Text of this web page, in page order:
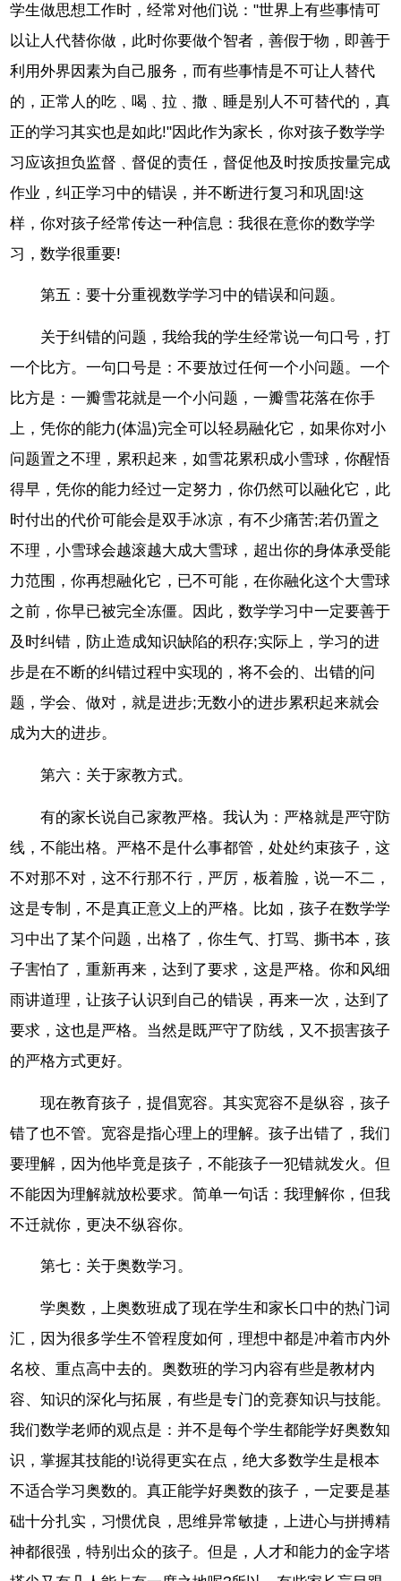
学生做思想工作时，经常对他们说："世界上有些事情可
以让人代替你做，此时你要做个智者，善假于物，即善于
利用外界因素为自己服务，而有些事情是不可让人替代
的，正常人的吃﹑喝﹑拉﹑撒﹑睡是别人不可替代的，真
正的学习其实也是如此!"因此作为家长，你对孩子数学学
习应该担负监督﹑督促的责任，督促他及时按质按量完成
作业，纠正学习中的错误，并不断进行复习和巩固!这
样，你对孩子经常传达一种信息：我很在意你的数学学
习，数学很重要!
第五：要十分重视数学学习中的错误和问题。
关于纠错的问题，我给我的学生经常说一句口号，打
一个比方。一句口号是：不要放过任何一个小问题。一个
比方是：一瓣雪花就是一个小问题，一瓣雪花落在你手
上，凭你的能力(体温)完全可以轻易融化它，如果你对小
问题置之不理，累积起来，如雪花累积成小雪球，你醒悟
得早，凭你的能力经过一定努力，你仍然可以融化它，此
时付出的代价可能会是双手冰凉，有不少痛苦;若仍置之
不理，小雪球会越滚越大成大雪球，超出你的身体承受能
力范围，你再想融化它，已不可能，在你融化这个大雪球
之前，你早已被完全冻僵。因此，数学学习中一定要善于
及时纠错，防止造成知识缺陷的积存;实际上，学习的进
步是在不断的纠错过程中实现的，将不会的、出错的问
题，学会、做对，就是进步;无数小的进步累积起来就会
成为大的进步。
第六：关于家教方式。
有的家长说自己家教严格。我认为：严格就是严守防
线，不能出格。严格不是什么事都管，处处约束孩子，这
不对那不对，这不行那不行，严厉，板着脸，说一不二，
这是专制，不是真正意义上的严格。比如，孩子在数学学
习中出了某个问题，出格了，你生气、打骂、撕书本，孩
子害怕了，重新再来，达到了要求，这是严格。你和风细
雨讲道理，让孩子认识到自己的错误，再来一次，达到了
要求，这也是严格。当然是既严守了防线，又不损害孩子
的严格方式更好。
现在教育孩子，提倡宽容。其实宽容不是纵容，孩子
错了也不管。宽容是指心理上的理解。孩子出错了，我们
要理解，因为他毕竟是孩子，不能孩子一犯错就发火。但
不能因为理解就放松要求。简单一句话：我理解你，但我
不迁就你，更决不纵容你。
第七：关于奥数学习。
学奥数，上奥数班成了现在学生和家长口中的热门词
汇，因为很多学生不管程度如何，理想中都是冲着市内外
名校、重点高中去的。奥数班的学习内容有些是教材内
容、知识的深化与拓展，有些是专门的竞赛知识与技能。
我们数学老师的观点是：并不是每个学生都能学好奥数知
识，掌握其技能的!说得更实在点，绝大多数学生是根本
不适合学习奥数的。真正能学好奥数的孩子，一定要是基
础十分扎实，习惯优良，思维异常敏捷，上进心与拼搏精
神都很强，特别出众的孩子。但是，人才和能力的金字塔